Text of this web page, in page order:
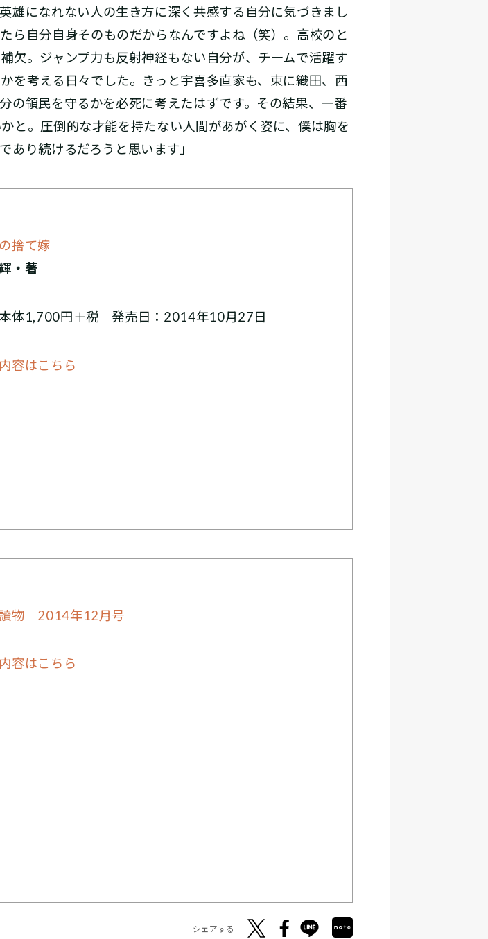
英雄になれない人の生き方に深く共感する自分に気づきまし
ら自分自身そのものだからなんですよね（笑）。高校のと
欠。ジャンプ力も反射神経もない自分が、チームで活躍す
を考える日々でした。きっと宇喜多直家も、東に織田、西
の領民を守るかを必死に考えたはずです。その結果、一番
と。圧倒的な才能を持たない人間があがく姿に、僕は胸を
あり続けるだろうと思います」
捨て嫁
・著
体1,700円＋税 発売日：2014年10月27日
容はこちら
物 2014年12月号
容はこちら
シェアする